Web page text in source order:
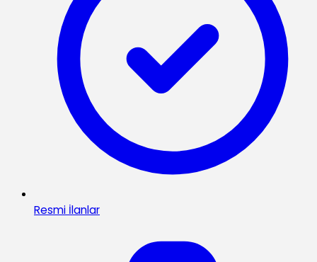
Resmi İlanlar